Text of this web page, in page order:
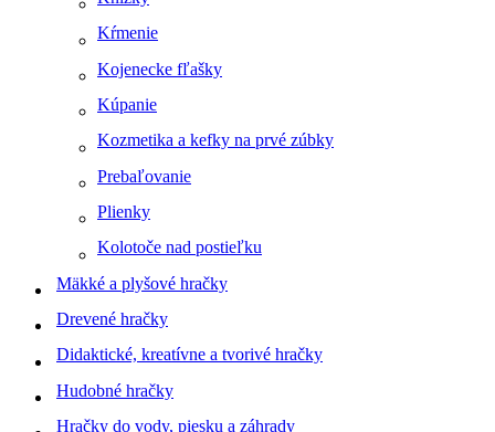
Kŕmenie
Kojenecke fľašky
Kúpanie
Kozmetika a kefky na prvé zúbky
Prebaľovanie
Plienky
Kolotoče nad postieľku
Mäkké a plyšové hračky
Drevené hračky
Didaktické, kreatívne a tvorivé hračky
Hudobné hračky
Hračky do vody, piesku a záhrady